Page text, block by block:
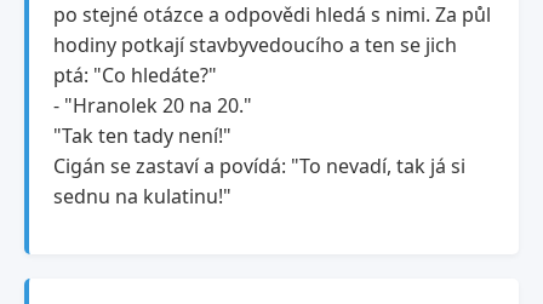
po stejné otázce a odpovědi hledá s nimi. Za půl
hodiny potkají stavbyvedoucího a ten se jich
ptá: "Co hledáte?"
- "Hranolek 20 na 20."
"Tak ten tady není!"
Cigán se zastaví a povídá: "To nevadí, tak já si
sednu na kulatinu!"